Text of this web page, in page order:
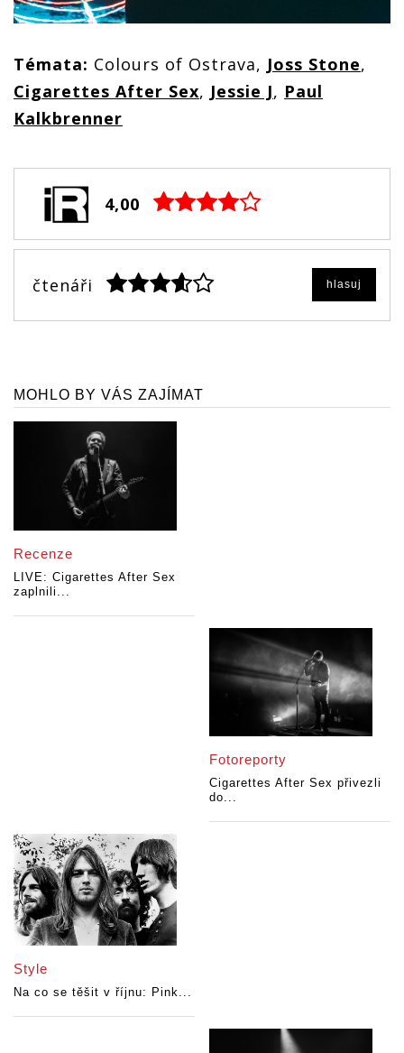
Témata: Colours of Ostrava, Joss Stone,
Cigarettes After Sex, Jessie J, Paul
Kalkbrenner
4,00
čtenáři hlasuj
MOHLO BY VÁS ZAJÍMAT
Recenze
LIVE: Cigarettes After Sex
zaplnili...
Fotoreporty
Cigarettes After Sex přivezli
do...
Style
Na co se těšit v říjnu: Pink...